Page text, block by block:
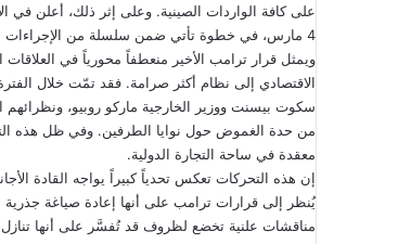
4 مارس، في خطوة تأتي ضمن سلسلة من الإجراءات التي تهدف إلى إعادة ترتيب موازين القوى الاقتصادية والتجارية على المستوى الدولي.
ويمثل قرار ترامب الأخير منعطفاً محورياً في
الاقتصادي إلى نظام أكثر صرامة. فقد تمّت خلال
سكوت بيسنت ووزير الخارجية ماركو روبيو، ونظرائهم
من حدة الغموض حول نوايا الطرفين. وفي ظل هذه
معقدة في ساحة التجارة الدولية.
إن هذه التحركات تعكس تحدياً كبيراً يواجه القادة
يُنظر إلى قرارات ترامب على أنها إعادة صياغة
مناقشات علنية تخضع لظروف قد تُفسَّر على أنها